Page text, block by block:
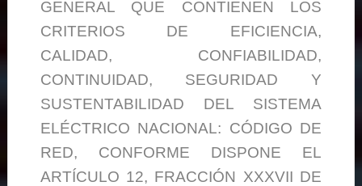
GENERAL QUE CONTIENEN LOS
CRITERIOS DE EFICIENCIA,
CALIDAD, CONFIABILIDAD,
CONTINUIDAD, SEGURIDAD Y
SUSTENTABILIDAD DEL SISTEMA
ELÉCTRICO NACIONAL: CÓDIGO DE
RED, CONFORME DISPONE EL
ARTÍCULO 12, FRACCIÓN XXXVII DE